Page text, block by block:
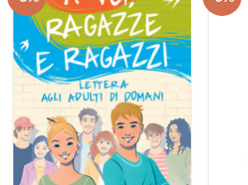
Aggiungi
alla lista
dei
desideri